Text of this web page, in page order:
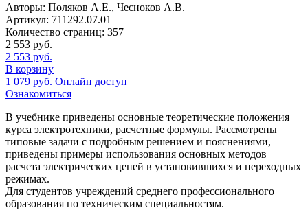
Авторы: Поляков А.Е., Чесноков А.В.
Артикул: 711292.07.01
Количество страниц: 357
2 553 руб.
2 553 руб.
В корзину
1 079 руб. Онлайн доступ
Ознакомиться
В учебнике приведены основные теоретические положения
курса электротехники, расчетные формулы. Рассмотрены
типовые задачи с подробным решением и пояснениями,
приведены примеры использования основных методов
расчета электрических цепей в установившихся и переходных
режимах.
Для студентов учреждений среднего профессионального
образования по техническим специальностям.